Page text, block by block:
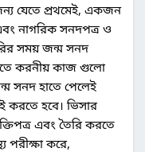
যেতে প্রথমেই, একজন
নাগরিক সনদপত্র ও
সময় জন্ম সনদ
করনীয় কাজ গুলো
সনদ হাতে পেলেই
করতে হবে। ভিসার
এবং তৈরি করতে
পরীক্ষা করে,